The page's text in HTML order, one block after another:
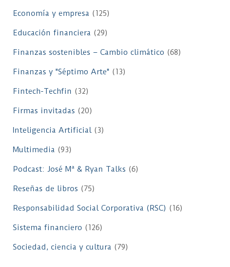
Economía y empresa (125)
Educación financiera (29)
Finanzas sostenibles – Cambio climático (68)
Finanzas y "Séptimo Arte" (13)
Fintech-Techfin (32)
Firmas invitadas (20)
Inteligencia Artificial(3)
Multimedia (93)
Podcast: José Mª & Ryan Talks (6)
Reseñas de libros (75)
Responsabilidad Social Corporativa (RSC) (16)
Sistema financiero (126)
Sociedad, ciencia y cultura (79)